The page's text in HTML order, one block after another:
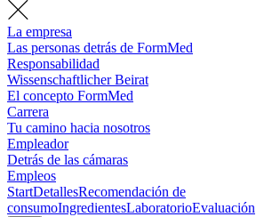
La empresa
Las personas detrás de FormMed
Responsabilidad
Wissenschaftlicher Beirat
El concepto FormMed
Carrera
Tu camino hacia nosotros
Empleador
Detrás de las cámaras
Empleos
StartDetallesRecomendación de
consumoIngredientesLaboratorioEvaluación